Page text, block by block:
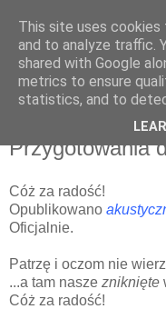
piątek, 6 lipca 2012
Przygotowania
Cóż za radość!
Opublikowano
Oficjalnie.
Patrzę i oczom nie
...a tam nasze zniknięte
Cóż za radość!
This site uses
and to analyze traffic.
shared with Google
metrics to ensure
statistics, and to